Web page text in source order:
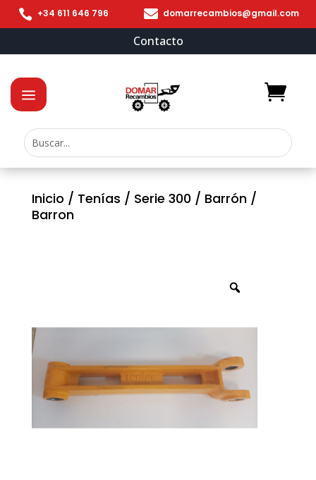
 +34 611 646 796  domarrecambios@gmail.com
Contacto
Inicio / Tenías / Serie 300 / Barrón/
Barron